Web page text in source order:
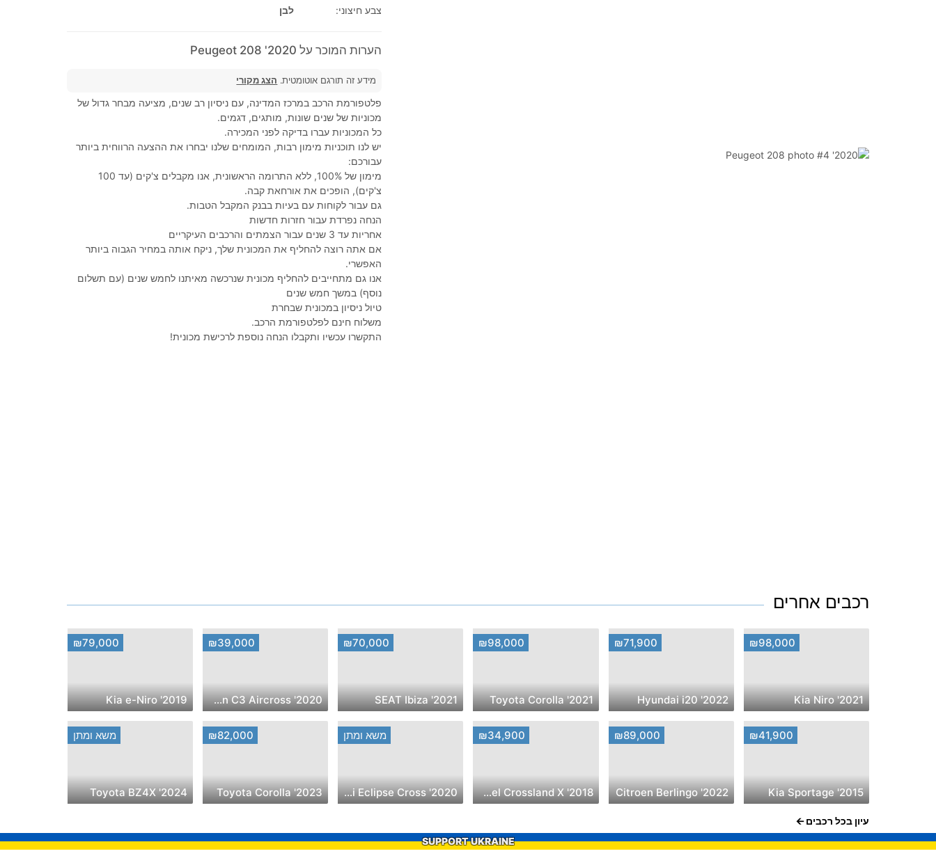
צבע חיצוני:
לבן
הערות המוכר על 2020' Peugeot 208
מידע זה תורגם אוטומטית. הצג מקורי
פלטפורמת הרכב במרכז המדינה, עם ניסיון רב שנים, מציעה מבחר גדול של
מכוניות של שנים שונות, מותגים, דגמים.
כל המכוניות עברו בדיקה לפני המכירה.
יש לנו תוכניות מימון רבות, המומחים שלנו יבחרו את ההצעה הרווחית ביותר
עבורכם:
מימון של 100%, ללא התרומה הראשונית, אנו מקבלים צ'קים (עד 100
צ'קים), הופכים את אורחאת קבה.
גם עבור לקוחות עם בעיות בבנק המקבל הטבות.
הנחה נפרדת עבור חזרות חדשות
אחריות עד 3 שנים עבור הצמתים והרכבים העיקריים
אם אתה רוצה להחליף את המכונית שלך, ניקח אותה במחיר הגבוה ביותר
האפשרי.
אנו גם מתחייבים להחליף מכונית שנרכשה מאיתנו לחמש שנים (עם תשלום
נוסף) במשך חמש שנים
טיול ניסיון במכונית שבחרת
משלוח חינם לפלטפורמת הרכב.
התקשרו עכשיו ותקבלו הנחה נוספת לרכישת מכונית!
רכבים אחרים
₪98,000
2021' Kia Niro
₪71,900
2022' Hyundai i20
₪98,000
2021' Toyota Corolla
₪70,000
2021' SEAT Ibiza
₪39,000
2020' Citroen C3 Aircross
₪79,000
2019' Kia e-Niro
₪41,900
2015' Kia Sportage
₪89,000
2022' Citroen Berlingo
₪34,900
2018' Opel Crossland X
משא ומתן
2020' Mitsubishi Eclipse Cross
₪82,000
2023' Toyota Corolla
משא ומתן
2024' Toyota BZ4X
עיון בכל רכבים
SUPPORT UKRAINE